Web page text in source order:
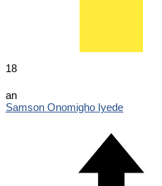
18
an
Samson Onomigho Iyede